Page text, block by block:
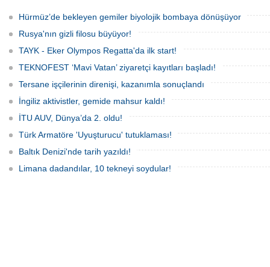
Federasyonu ve Eker Süt Ürünleri iş
birliğiyle hayata geçirilecek olan 14.
TAYK - Eker Olympos Regatta, 7
Ağustos'ta start alacak ve 16 Ağustos'a
kadar deniz tutkunlarını bir araya
amacıyla kullanılmaya devam ediyor.
Hürmüz’de bekleyen gemiler biyolojik bombaya dönüşüyor
Rusya'nın gizli filosu büyüyor!
TAYK - Eker Olympos Regatta'da ilk start!
TEKNOFEST ‘Mavi Vatan’ ziyaretçi kayıtları başladı!
Tersane işçilerinin direnişi, kazanımla sonuçlandı
İngiliz aktivistler, gemide mahsur kaldı!
İTU AUV, Dünya’da 2. oldu!
Türk Armatöre 'Uyuşturucu' tutuklaması!
Baltık Denizi'nde tarih yazıldı!
Limana dadandılar, 10 tekneyi soydular!